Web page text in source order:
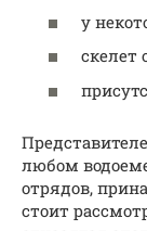
у
скелет
любом
отрядов,
стоит